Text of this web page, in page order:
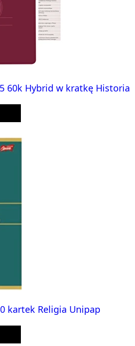
60k Hybrid w kratkę Historia
kartek Religia Unipap